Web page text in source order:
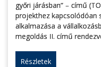
győri járásban” – című
projekthez kapcsolódóan
alkalmazása a
megoldás II. című
Részletek